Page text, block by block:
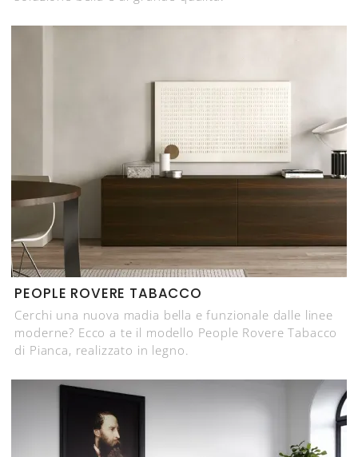
PEOPLE ROVERE TABACCO
Cerchi una nuova madia bella e funzionale dalle linee
moderne? Ecco a te il modello People Rovere Tabacco
di Pianca, realizzato in legno.